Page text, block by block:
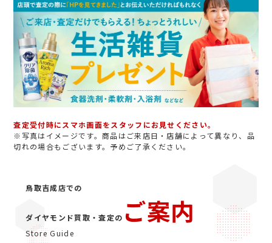
査定受付時にスマホ画面をスタッフにお見せください。
※写真はイメージです。商品はご来店日・店舗によって異なり、品
切れの場合もございます。予めご了承ください。
鳥取吉成店での
ダイヤモンド買取・査定の ご案内
Store Guide